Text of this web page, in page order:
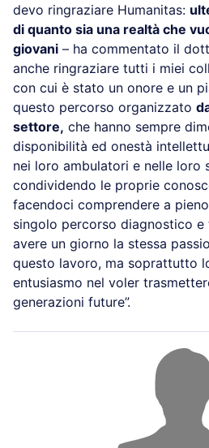
devo ringraziare Humanitas:
di quanto sia una realtà che
giovani – ha commentato il
anche ringraziare tutti i miei
con cui è stato un onore e un
questo percorso organizzato
settore, che hanno sempre
disponibilità ed onestà
nei loro ambulatori e nelle loro
condividendo le proprie
facendoci comprendere a
singolo percorso diagnostico
avere un giorno la stessa
questo lavoro, ma soprattutto
entusiasmo nel voler
generazioni future”.